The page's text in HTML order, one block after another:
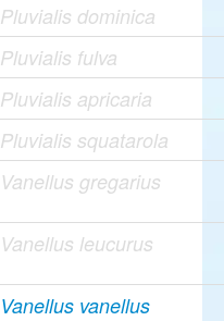
Pluvialis dominica
Pluvialis fulva
Pluvialis apricaria
Pluvialis squatarola
Vanellus gregarius
Vanellus leucurus
Vanellus vanellus